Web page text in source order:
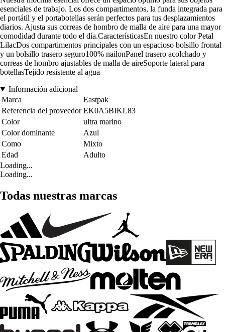
esenciales de trabajo. Los dos compartimentos, la funda integrada para
el portátil y el portabotellas serán perfectos para tus desplazamientos
diarios. Ajusta sus correas de hombro de malla de aire para una mayor
comodidad durante todo el día.CaracterísticasEn nuestro color Petal
LilacDos compartimentos principales con un espacioso bolsillo frontal
y un bolsillo trasero seguro100% nailonPanel trasero acolchado y
correas de hombro ajustables de malla de aireSoporte lateral para
botellasTejido resistente al agua
Información adicional
Marca
Eastpak
Referencia del proveedor EK0A5BIKL83
Color
ultra marino
Color dominante
Azul
Como
Mixto
Edad
Adulto
Loading...
Loading...
Todas nuestras marcas